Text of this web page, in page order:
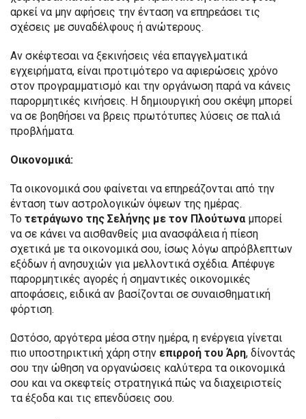
αρκεί να μην αφήσεις την ένταση να επηρεάσει τις
σχέσεις με συναδέλφους ή ανώτερους.
Αν σκέφτεσαι να ξεκινήσεις νέα επαγγελματικά
εγχειρήματα, είναι προτιμότερο να αφιερώσεις χρόνο
στον προγραμματισμό και την οργάνωση παρά να κάνεις
παρορμητικές κινήσεις. Η δημιουργική σου σκέψη μπορεί
να σε βοηθήσει να βρεις πρωτότυπες λύσεις σε παλιά
προβλήματα.
Οικονομικά:
Τα οικονομικά σου φαίνεται να επηρεάζονται από την
ένταση των αστρολογικών όψεων της ημέρας.
Το τετράγωνο της Σελήνης με τον Πλούτωναμπορεί
να σε κάνει να αισθανθείς μια ανασφάλεια ή πίεση
σχετικά με τα οικονομικά σου, ίσως λόγω απρόβλεπτων
εξόδων ή ανησυχιών για μελλοντικά σχέδια. Απέφυγε
παρορμητικές αγορές ή σημαντικές οικονομικές
αποφάσεις, ειδικά αν βασίζονται σε συναισθηματική
φόρτιση.
Ωστόσο, αργότερα μέσα στην ημέρα, η ενέργεια γίνεται
πιο υποστηρικτική χάρη στην επιρροή του Άρη, δίνοντάς
σου την ώθηση να οργανώσεις καλύτερα τα οικονομικά
σου και να σκεφτείς στρατηγικά πώς να διαχειριστείς
τα έξοδα και τις επενδύσεις σου.